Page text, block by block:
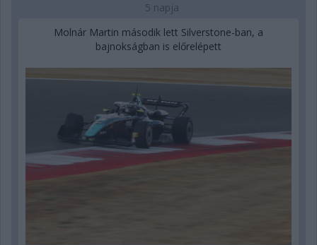
5 napja
Molnár Martin második lett Silverstone-ban, a
bajnokságban is előrelépett